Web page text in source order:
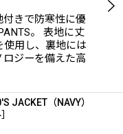
きで防寒性に優
。 表地に丈
使用し、裏地には
ジーを備えた高
JACKET（NAVY）